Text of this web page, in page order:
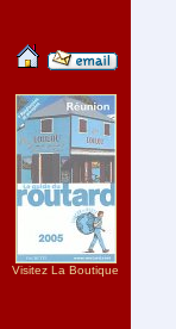
Visitez La Boutique